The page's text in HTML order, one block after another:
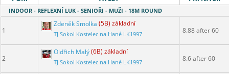
INDOOR - REFLEXNÍ LUK - SENIOŘI - MUŽI - 18M ROUND
1
Zdeněk Smolka (5B) základní
TJ Sokol Kostelec na Hané LK1997 8.88 after 60
2
Oldřich Malý(6B) základní
TJ Sokol Kostelec na Hané LK1997 8.6 after 60